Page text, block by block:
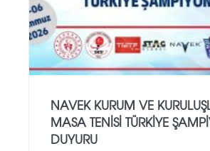
NAVEK KURUM VE
MASA TENISI TÜRKIYE
DUYURU